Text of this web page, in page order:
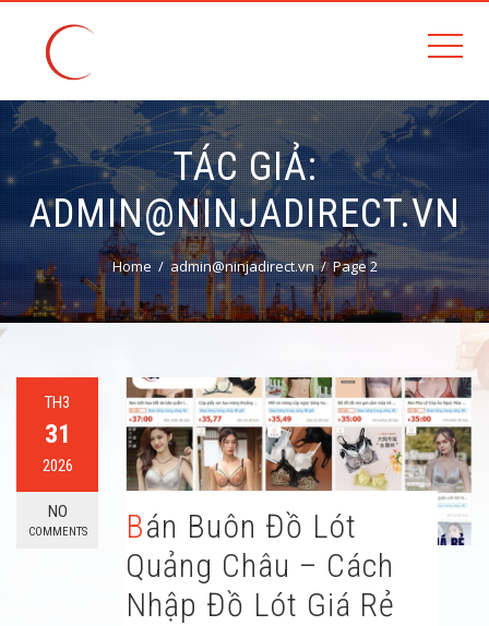
TÁC GIẢ:
ADMIN@NINJADIRECT.VN
Home admin@ninjadirect.vn Page 2
TH3
31
2026
NO
COMMENTS
Bán Buôn Đồ Lót
Quảng Châu – Cách
Nhập Đồ Lót Giá Rẻ